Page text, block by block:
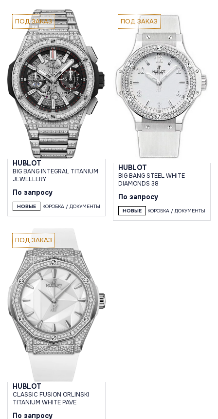
ПОД ЗАКАЗ
HUBLOT
BIG BANG INTEGRAL TITANIUM
JEWELLERY
По запросу
НОВЫЕ КОРОБКА / ДОКУМЕНТЫ
ПОД ЗАКАЗ
HUBLOT
BIG BANG STEEL WHITE
DIAMONDS 38
По запросу
НОВЫЕ КОРОБКА / ДОКУМЕНТЫ
ПОД ЗАКАЗ
HUBLOT
CLASSIC FUSION ORLINSKI
TITANIUM WHITE PAVE
По запросу